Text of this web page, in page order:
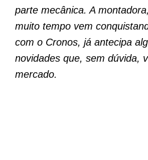
parte mecânica. A
muito tempo vem
com o Cronos, já antecipa
novidades que, sem dúvida,
mercado.